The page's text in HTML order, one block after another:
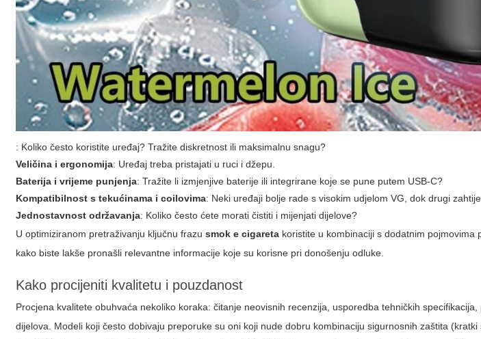
: Koliko često koristite uređaj? Tražite diskretnost ili maksimalnu snagu?
Veličina i ergonomija: Uređaj treba pristajati u ruci i džepu.
Baterija i vrijeme punjenja: Tražite li izmjenjive baterije ili integrirane koje se pune putem USB-C?
Kompatibilnost s tekućinama i coilovima: Neki uređaji bolje rade s visokim udjelom VG, dok drugi
Jednostavnost održavanja: Koliko često ćete morati čistiti i mijenjati dijelove?
U optimiziranom pretraživanju ključnu frazusmok e cigareta koristite u kombinaciji s dodatnim
kako biste lakše pronašli relevantne informacije koje su korisne pri donošenju odluke.
Kako procijeniti kvalitetu i pouzdanost
Procjena kvalitete obuhvaća nekoliko koraka: čitanje neovisnih recenzija, usporedba tehničkih
dijelova. Modeli koji često dobivaju preporuke su oni koji nude dobru kombinaciju sigurnosnih zaštita